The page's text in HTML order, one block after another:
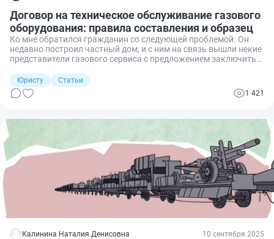
Договор на техническое обслуживание газового
оборудования: правила составления и образец
Ко мне обратился гражданин со следующей проблемой. Он
недавно построил частный дом, и с ним на связь вышли некие
представители газового сервиса с предложением заключить
устройств по подаче газа. Хотя эта компания и не была
связана с поставщиком газа. После того как хозяин показал
мне проект соглашения, стало понятно — вероятно, это были
том, что подобные соглашения обладают своей спецификой и
законодательством. Представленный же документ — обычной
договор оказания услуг. Рассмотрим подробнее, какие
предъявляются правила к составлению такого документа, и
покажем типовой образец.
Юристу
Статьи
1 421
Калинина Наталия Денисовна 10 сентября 2025